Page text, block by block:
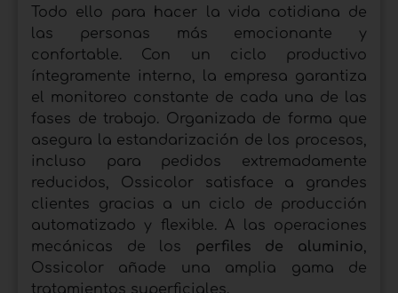
Todo ello para hacer la vida cotidiana de
las personas más emocionante y
confortable. Con un ciclo productivo
íntegramente interno, la empresa garantiza
el monitoreo constante de cada una de las
fases de trabajo. Organizada de forma que
asegura la estandarización de los procesos,
incluso para pedidos extremadamente
reducidos, Ossicolor satisface a grandes
clientes gracias a un ciclo de producción
automatizado y flexible. A las operaciones
mecánicas de los perfiles de aluminio
Ossicolor añade una amplia gama de
tratamientos superficiales.